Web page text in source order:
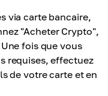
via carte bancaire,
"Acheter Crypto",
fois que vous
requises, effectuez
de votre carte et en